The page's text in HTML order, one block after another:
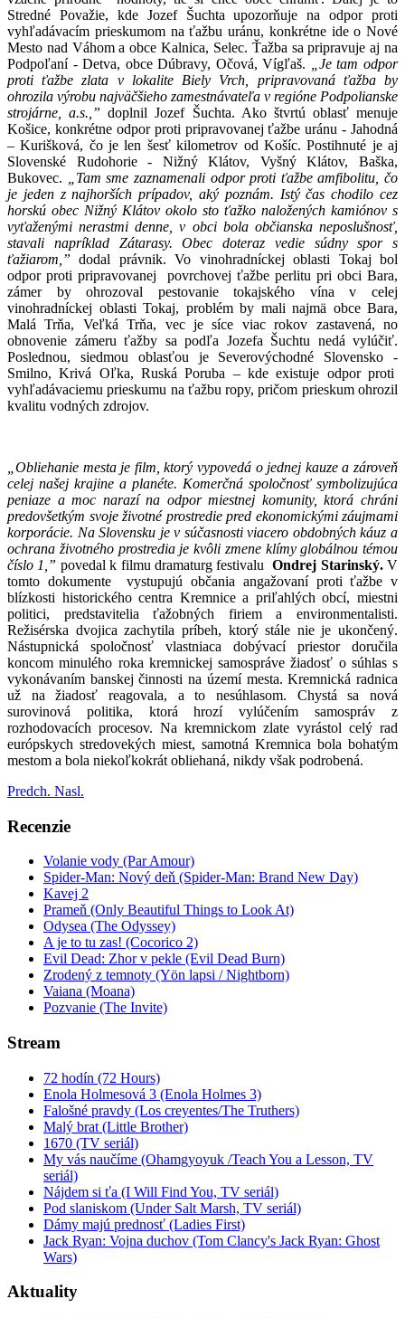
Stredné Považie, kde Jozef Šuchta upozorňuje na odpor proti
vyhľadávacím prieskumom na ťažbu uránu, konkrétne ide o Nové
Mesto nad Váhom a obce Kalnica, Selec. Ťažba sa pripravuje aj na
Podpoľaní - Detva, obce Dúbravy, Očová, Vígľaš. „Je tam odpor
proti ťažbe zlata v lokalite Biely Vrch, pripravovaná ťažba by
ohrozila výrobu najväčšieho zamestnávateľa v regióne Podpolianske
strojárne, a.s.,” doplnil Jozef Šuchta. Ako štvrtú oblasť menuje
Košice, konkrétne odpor proti pripravovanej ťažbe uránu - Jahodná
– Kurišková, čo je len šesť kilometrov od Košíc. Postihnuté je aj
Slovenské Rudohorie - Nižný Klátov, Vyšný Klátov, Baška,
Bukovec.
„Tam sme zaznamenali odpor proti ťažbe amfibolitu, čo
je jeden z najhorších prípadov, aký poznám. Istý čas chodilo cez
horskú obec Nižný Klátov okolo sto ťažko naložených kamiónov s
vyťaženými nerastmi denne, v obci bola občianska neposlušnosť,
stavali napríklad Zátarasy. Obec doteraz vedie súdny spor s
ťažiarom,” dodal právnik. Vo vinohradníckej oblasti Tokaj bol
odpor proti pripravovanej povrchovej ťažbe perlitu pri obci Bara,
zámer by ohrozoval pestovanie tokajského vína v celej
vinohradníckej oblasti Tokaj, problém by mali najmä obce Bara,
Malá Trňa, Veľká Trňa, vec je síce viac rokov zastavená, no
obnovenie zámeru ťažby sa podľa Jozefa Šuchtu nedá vylúčiť.
Poslednou, siedmou oblasťou je Severovýchodné Slovensko -
Smilno, Krivá Oľka, Ruská Poruba – kde existuje odpor proti
vyhľadávaciemu prieskumu na ťažbu ropy, pričom prieskum ohrozil
kvalitu vodných zdrojov.
„Obliehanie mesta je film, ktorý vypovedá o jednej kauze a zároveň
celej našej krajine a planéte. Komerčná spoločnosť symbolizujúca
peniaze a moc narazí na odpor miestnej komunity, ktorá chráni
predovšetkým svoje životné prostredie pred ekonomickými záujmami
korporácie. Na Slovensku je v súčasnosti viacero obdobných káuz a
ochrana životného prostredia je kvôli zmene klímy globálnou témou
číslo 1,” povedal k filmu dramaturg festivaluOndrej Starinský.V
tomto dokumente vystupujú občania angažovaní proti ťažbe v
blízkosti historického centra Kremnice a priľahlých obcí, miestni
politici, predstavitelia ťažobných firiem a environmentalisti.
Režisérska dvojica zachytila príbeh, ktorý stále nie je ukončený.
Nástupnická spoločnosť vlastniaca dobývací priestor doručila
koncom minulého roka kremnickej samospráve žiadosť o súhlas s
vykonávaním banskej činnosti na území mesta. Kremnická radnica
už na žiadosť reagovala, a to nesúhlasom. Chystá sa nová
surovinová politika, ktorá hrozí vylúčením samospráv z
rozhodovacích procesov. Na kremnickom zlate vyrástol celý rad
európskych stredovekých miest, samotná Kremnica bola bohatým
mestom a bola niekoľkokrát obliehaná, nikdy však podrobená.
Predch. Nasl.
Recenzie
Volanie vody (Par Amour)
Spider-Man: Nový deň (Spider-Man: Brand New Day)
Kavej 2
Prameň (Only Beautiful Things to Look At)
Odysea (The Odyssey)
A je to tu zas! (Cocorico 2)
Evil Dead: Zhor v pekle (Evil Dead Burn)
Zrodený z temnoty (Yön lapsi / Nightborn)
Vaiana (Moana)
Pozvanie (The Invite)
Stream
72 hodín (72 Hours)
Enola Holmesová 3 (Enola Holmes 3)
Falošné pravdy (Los creyentes/The Truthers)
Malý brat (Little Brother)
1670 (TV seriál)
My vás naučíme (Ohamgyoyuk /Teach You a Lesson, TV
seriál)
Nájdem si ťa (I Will Find You, TV seriál)
Pod slaniskom (Under Salt Marsh, TV seriál)
Dámy majú prednosť (Ladies First)
Jack Ryan: Vojna duchov (Tom Clancy's Jack Ryan: Ghost
Wars)
Aktuality